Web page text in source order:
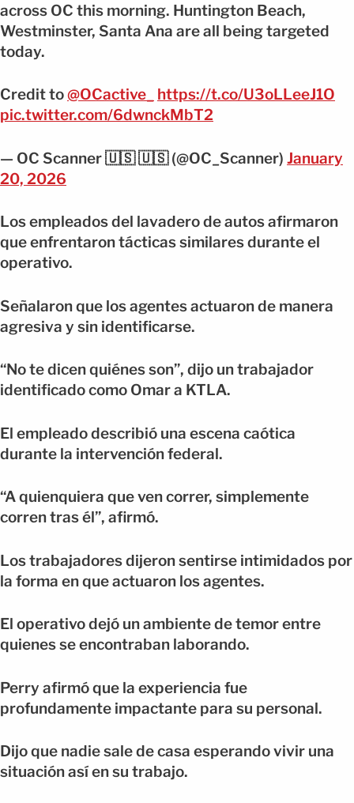
across OC this morning. Huntington Beach,
Westminster, Santa Ana are all being targeted
today.
Credit to@OCactive_
https://t.co/U3oLLeeJ1O
pic.twitter.com/6dwnckMbT2
— OC Scanner 🇺🇸 🇺🇸 (@OC_Scanner) January
20, 2026
Los empleados del lavadero de autos afirmaron
que enfrentaron tácticas similares durante el
operativo.
Señalaron que los agentes actuaron de manera
agresiva y sin identificarse.
“No te dicen quiénes son”, dijo un trabajador
identificado como Omar a KTLA.
El empleado describió una escena caótica
durante la intervención federal.
“A quienquiera que ven correr, simplemente
corren tras él”, afirmó.
Los trabajadores dijeron sentirse intimidados por
la forma en que actuaron los agentes.
El operativo dejó un ambiente de temor entre
quienes se encontraban laborando.
Perry afirmó que la experiencia fue
profundamente impactante para su personal.
Dijo que nadie sale de casa esperando vivir una
situación así en su trabajo.